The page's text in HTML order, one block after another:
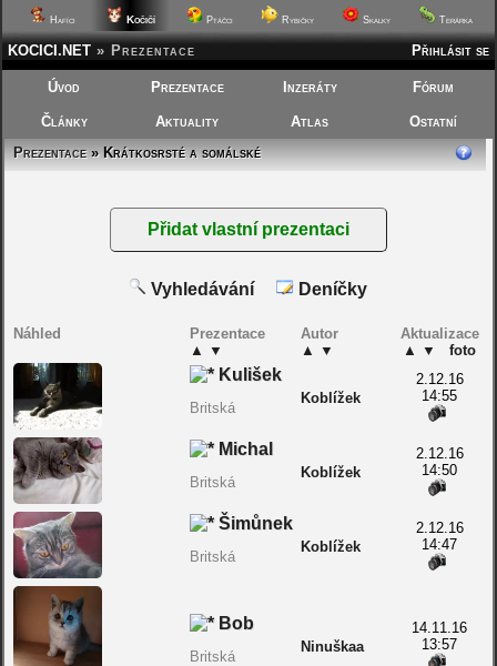
Hafíci Kočičí Ptáčci Rybičky Skalky Terárka
Přihlásit se
KOCICI.NET » Prezentace
Úvod Prezentace Inzeráty Fórum
Články Aktuality Atlas
Ostatní
Prezentace» Krátkosrsté a somálské
Vyhledávání Deníčky
Náhled
Prezentace
▲ ▼
Autor
▲ ▼
Aktualizace
▲ ▼ foto
Kulišek
Britská
Koblížek
2.12.16
14:55
Michal
Britská
Koblížek
2.12.16
14:50
Šimůnek
Britská
Koblížek
2.12.16
14:47
Bob
Britská
Ninuškaa
14.11.16
13:57